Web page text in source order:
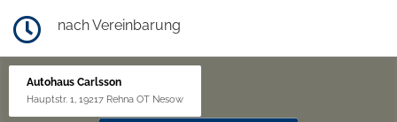
nach Vereinbarung
Autohaus Carlsson
Hauptstr. 1, 19217 Rehna OT Nesow